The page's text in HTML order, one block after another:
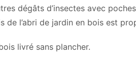
dégâts d’insectes avec
de l’abri de jardin en bois est
livré sans plancher.